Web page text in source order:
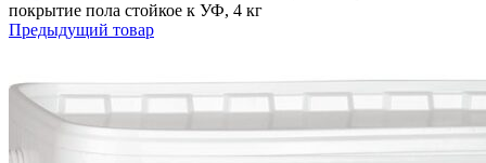
покрытие пола стойкое к УФ, 4 кг
Предыдущий товар